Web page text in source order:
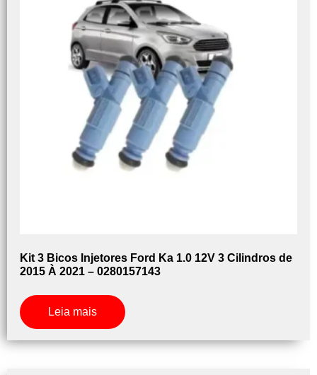
Kit 3 Bicos Injetores Ford Ka 1.0 12V 3 Cilindros de
2015 À 2021 – 0280157143
Leia mais